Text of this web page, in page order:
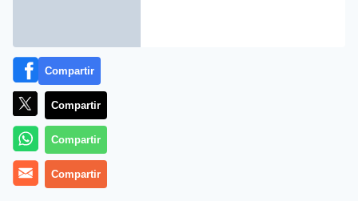
Lea el artículo completo en
Compartir
Compartir
Compartir
Compartir